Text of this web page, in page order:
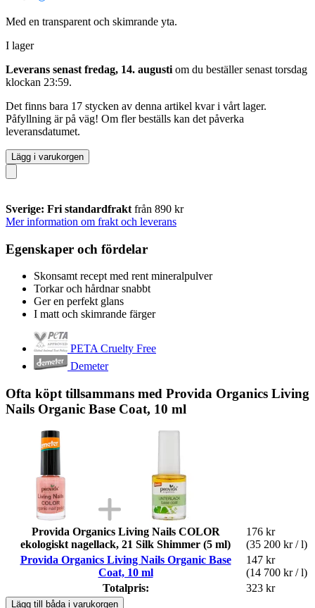
Med en transparent och skimrande yta.
I lager
Leverans senast fredag, 14. augusti om du beställer senast torsdag
klockan 23:59.
Det finns bara 17 stycken av denna artikel kvar i vårt lager.
Påfyllning är på väg! Om fler beställs kan det påverka
leveransdatumet.
Lägg i varukorgen
Sverige: Fri standardfrakt från 890 kr
Mer information om frakt och leverans
Egenskaper och fördelar
Skonsamt recept med rent mineralpulver
Torkar och hårdnar snabbt
Ger en perfekt glans
I matt och skimrande färger
PETA Cruelty Free
Demeter
Ofta köpt tillsammans med Provida Organics Living
Nails Organic Base Coat, 10 ml
Provida Organics Living Nails COLOR
ekologiskt nagellack, 21 Silk Shimmer (5 ml)
176 kr
(35 200 kr / l)
Provida Organics Living Nails Organic Base
Coat, 10 ml
147 kr
(14 700 kr / l)
Totalpris:
323 kr
Lägg till båda i varukorgen